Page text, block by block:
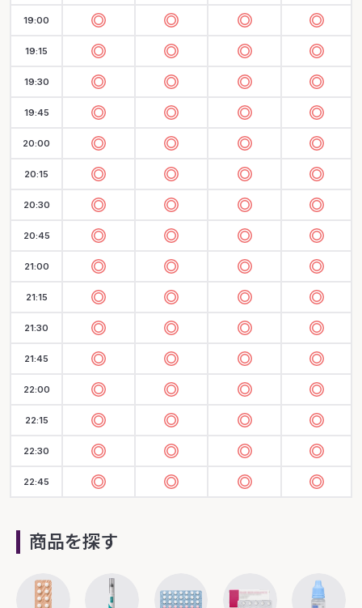
19:00
19:15
19:30
19:45
20:00
20:15
20:30
20:45
21:00
21:15
21:30
21:45
22:00
22:15
22:30
22:45
商品を探す